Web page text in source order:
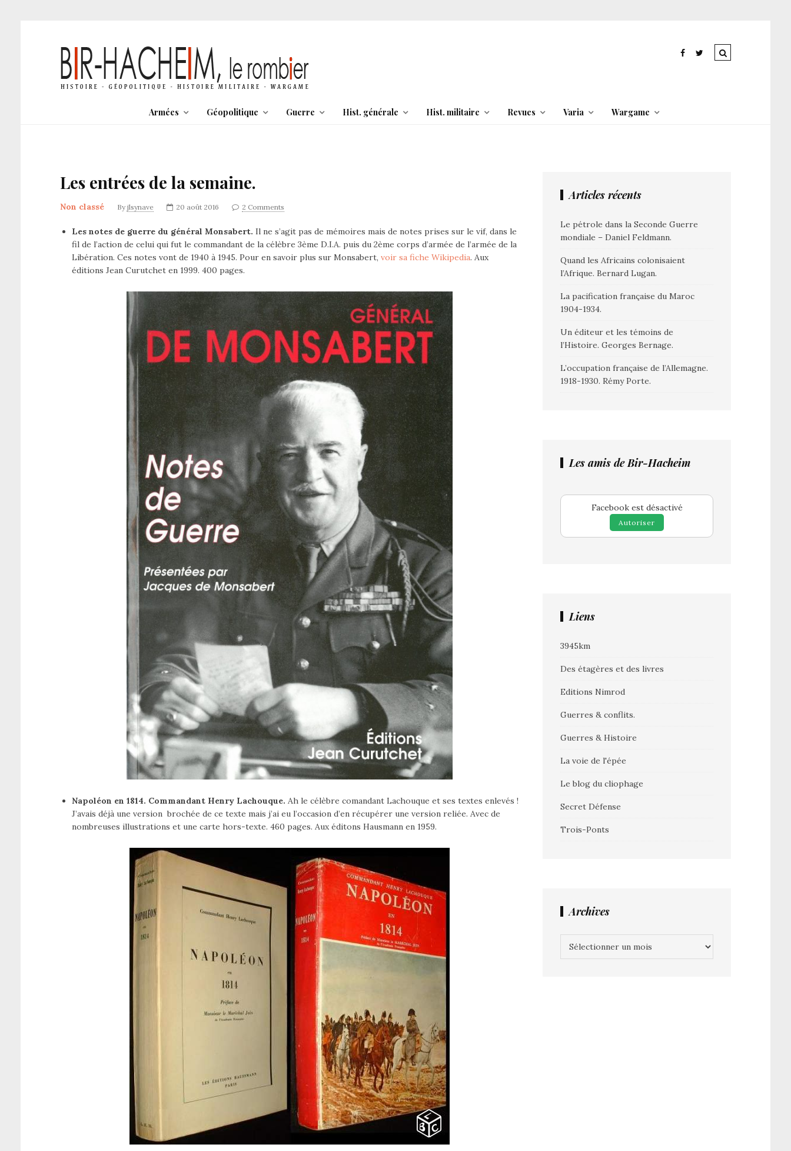
Armées Géopolitique Guerre Hist. générale Hist. militaire Revues Varia Wargame
Les entrées de la semaine.
Non classé By jlsynave 20 août 2016 2 Comments
Les notes de guerre du général Monsabert. Il ne s’agit pas de mémoires mais de notes prises sur le vif, dans le
fil de l’action de celui qui fut le commandant de la célèbre 3ème D.I.A. puis du 2ème corps d’armée de l’armée de la
Libération. Ces notes vont de 1940 à 1945. Pour en savoir plus sur Monsabert, voir sa fiche Wikipedia. Aux
éditions Jean Curutchet en 1999. 400 pages.
Napoléon en 1814. Commandant Henry Lachouque. Ah le célèbre comandant Lachouque et ses textes enlevés !
J’avais déjà une version brochée de ce texte mais j’ai eu l’occasion d’en récupérer une version reliée. Avec de
nombreuses illustrations et une carte hors-texte. 460 pages. Aux éditons Hausmann en 1959.
Articles récents
Le pétrole dans la Seconde Guerre
mondiale – Daniel Feldmann.
Quand les Africains colonisaient
l’Afrique. Bernard Lugan.
La pacification française du Maroc
1904-1934.
Un éditeur et les témoins de
l’Histoire. Georges Bernage.
L’occupation française de l’Allemagne.
1918-1930. Rémy Porte.
Les amis de Bir-Hacheim
Facebook est désactivé
Autoriser
Liens
3945km
Des étagères et des livres
Editions Nimrod
Guerres & conflits.
Guerres & Histoire
La voie de l'épée
Le blog du cliophage
Secret Défense
Trois-Ponts
Archives